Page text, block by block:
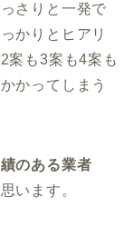
さりと一発で
かりとヒアリ
案も3案も4案も
かってしまう
のある業者
います。